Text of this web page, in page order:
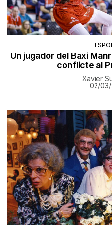
Un jugador del Baxi
conflicte al
Xavier
02/